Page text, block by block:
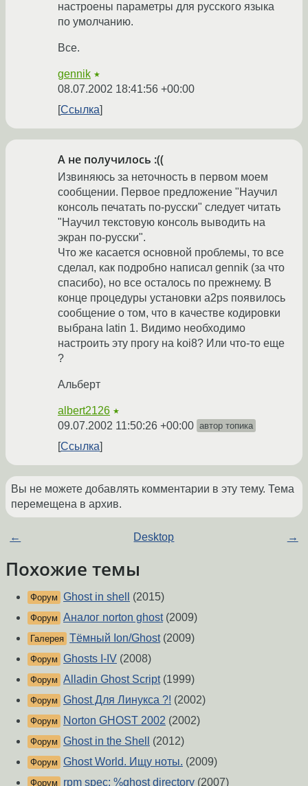
настроены параметры для русского языка
по умолчанию.
Все.
gennik ★
08.07.2002 18:41:56 +00:00
Ссылка
А не получилось :((
Извиняюсь за неточность в первом моем
сообщении. Первое предложение "Научил
консоль печатать по-русски" следует читать
"Научил текстовую консоль выводить на
экран по-русски".
Что же касается основной проблемы, то все
сделал, как подробно написал gennik (за что
спасибо), но все осталось по прежнему. В
конце процедуры установки a2ps появилось
сообщение о том, что в качестве кодировки
выбрана latin 1. Видимо необходимо
настроить эту прогу на koi8? Или что-то еще
?
Альберт
albert2126 ★
09.07.2002 11:50:26 +00:00 автор топика
Ссылка
Вы не можете добавлять комментарии в эту тему. Тема
перемещена в архив.
← Desktop →
Похожие темы
Форум Ghost in shell (2015)
Форум Аналог norton ghost(2009)
Галерея Тёмный Ion/Ghost(2009)
Форум Ghosts I-IV (2008)
Форум Alladin Ghost Script(1999)
Форум Ghost Для Линукса ?! (2002)
Форум Norton GHOST 2002 (2002)
Форум Ghost in the Shell (2012)
Форум Ghost World. Ищу ноты. (2009)
Форум rpm spec: %ghost directory (2007)